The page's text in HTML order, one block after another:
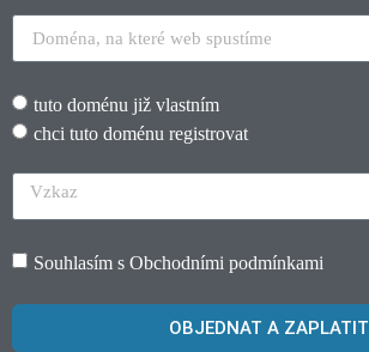
tuto doménu již vlastním
chci tuto doménu registrovat
Souhlasím s Obchodními podmínkami
OBJEDNAT A ZAPLATIT